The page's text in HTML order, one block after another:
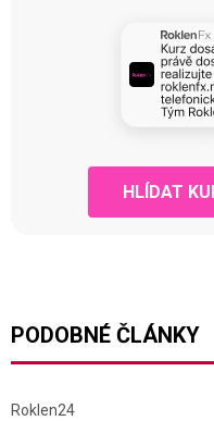
HLÍDAT
PODOBNÉ ČLÁNKY
Roklen24